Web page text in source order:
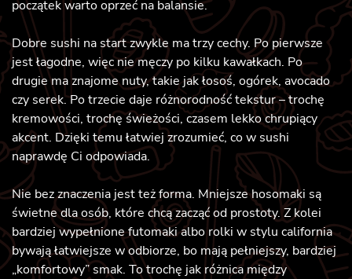
początek warto oprzeć na balansie.
Dobre sushi na start zwykle ma trzy cechy. Po pierwsze
jest łagodne, więc nie męczy po kilku kawałkach. Po
drugie ma znajome nuty, takie jak łosoś, ogórek, avocado
czy serek. Po trzecie daje różnorodność tekstur – trochę
kremowości, trochę świeżości, czasem lekko chrupiący
akcent. Dzięki temu łatwiej zrozumieć, co w sushi
naprawdę Ci odpowiada.
Nie bez znaczenia jest też forma. Mniejsze hosomaki są
świetne dla osób, które chcą zacząć od prostoty. Z kolei
bardziej wypełnione futomaki albo rolki w stylu california
bywają łatwiejsze w odbiorze, bo mają pełniejszy, bardziej
„komfortowy” smak. To trochę jak różnica między